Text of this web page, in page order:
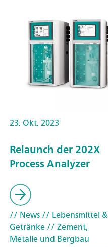
23. Okt. 2023
Relaunch der 202X
Process Analyzer
// News// Lebensmittel &
Getränke// Zement,
Metalle und Bergbau